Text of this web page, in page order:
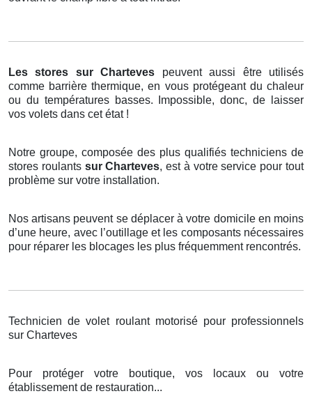
Les stores sur Charteves peuvent aussi être utilisés
comme barrière thermique, en vous protégeant du chaleur
ou du températures basses. Impossible, donc, de laisser
vos volets dans cet état !
Notre groupe, composée des plus qualifiés techniciens de
stores roulants sur Charteves, est à votre service pour tout
problème sur votre installation.
Nos artisans peuvent se déplacer à votre domicile en moins
d’une heure, avec l’outillage et les composants nécessaires
pour réparer les blocages les plus fréquemment rencontrés.
Technicien de volet roulant motorisé pour professionnels
sur Charteves
Pour protéger votre boutique, vos locaux ou votre
établissement de restauration...